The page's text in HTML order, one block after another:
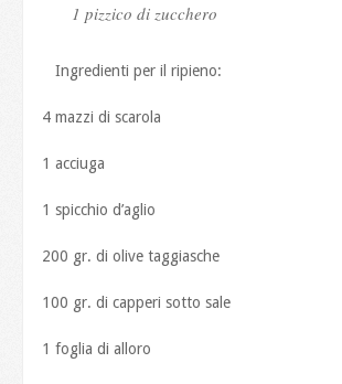
1 pizzico di zucchero
Ingredienti per il ripieno:
4 mazzi di scarola
1 acciuga
1 spicchio d’aglio
200 gr. di olive taggiasche
100 gr. di capperi sotto sale
1 foglia di alloro